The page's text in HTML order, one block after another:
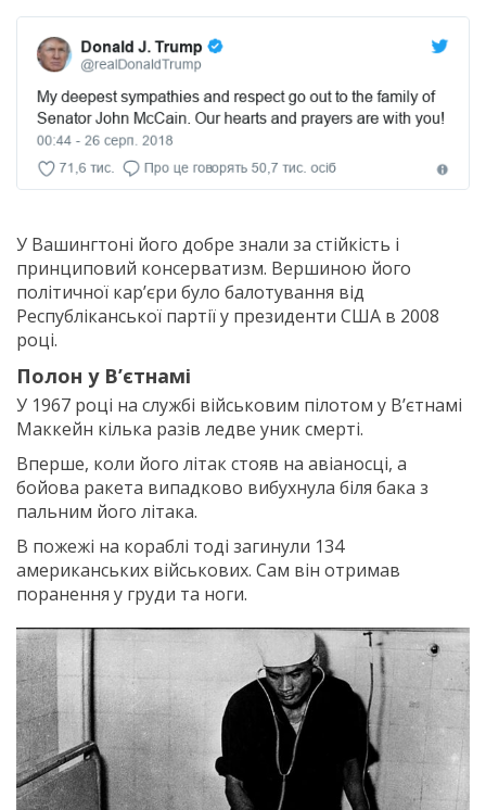
У Вашингтоні його добре знали за стійкість і
принциповий консерватизм. Вершиною його
політичної кар’єри було балотування від
Республіканської партії у президенти США в 2008
році.
Полон у В’єтнамі
У 1967 році на службі військовим пілотом у В’єтнамі
Маккейн кілька разів ледве уник смерті.
Вперше, коли його літак стояв на авіаносці, а
бойова ракета випадково вибухнула біля бака з
пальним його літака.
В пожежі на кораблі тоді загинули 134
американських військових. Сам він отримав
поранення у груди та ноги.